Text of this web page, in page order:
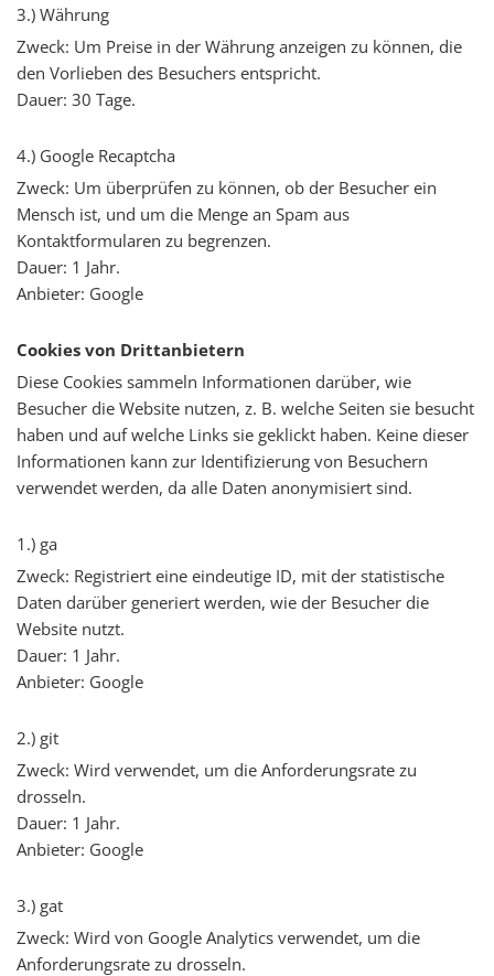
3.) Währung
Zweck: Um Preise in der Währung anzeigen zu können, die
den Vorlieben des Besuchers entspricht.
Dauer: 30 Tage.
4.) Google Recaptcha
Zweck: Um überprüfen zu können, ob der Besucher ein
Mensch ist, und um die Menge an Spam aus
Kontaktformularen zu begrenzen.
Dauer: 1 Jahr.
Anbieter: Google
Cookies von Drittanbietern
Diese Cookies sammeln Informationen darüber, wie
Besucher die Website nutzen, z. B. welche Seiten sie besucht
haben und auf welche Links sie geklickt haben. Keine dieser
Informationen kann zur Identifizierung von Besuchern
verwendet werden, da alle Daten anonymisiert sind.
1.) ga
Zweck: Registriert eine eindeutige ID, mit der statistische
Daten darüber generiert werden, wie der Besucher die
Website nutzt.
Dauer: 1 Jahr.
Anbieter: Google
2.) git
Zweck: Wird verwendet, um die Anforderungsrate zu
drosseln.
Dauer: 1 Jahr.
Anbieter: Google
3.) gat
Zweck: Wird von Google Analytics verwendet, um die
Anforderungsrate zu drosseln.